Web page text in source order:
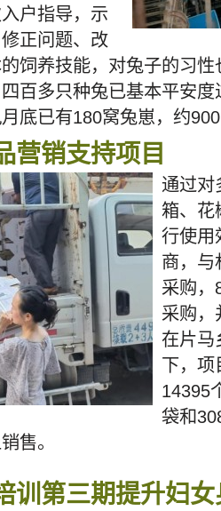
户指导，示
正问题、改
饲养技能，对兔子的习
百多只种兔已基本平安
底已有180窝兔崽，约
营销支持项目
通过对
箱、花
行使用
商，与
采购，
采购，
在片马
下，项
14395
袋和
售。
训第三期提升妇